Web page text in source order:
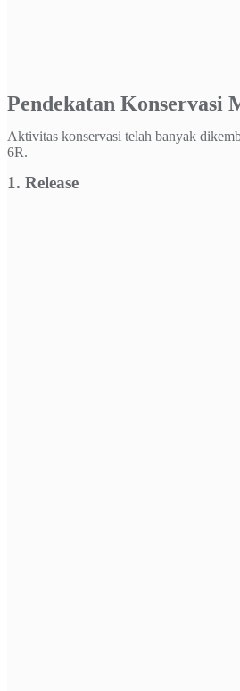
Pendekatan Konservasi
Aktivitas konservasi telah banyak
6R.
1. Release